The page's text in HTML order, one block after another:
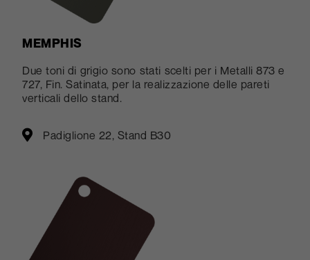
MEMPHIS
Due toni di grigio sono stati scelti per i Metalli 873 e
727, Fin. Satinata, per la realizzazione delle pareti
verticali dello stand.
Padiglione 22, Stand B30